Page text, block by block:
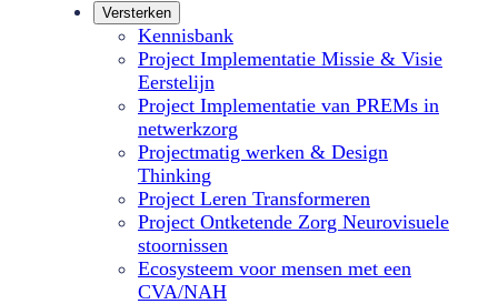
Versterken
Kennisbank
Project Implementatie Missie & Visie
Eerstelijn
Project Implementatie van PREMs in
netwerkzorg
Projectmatig werken & Design
Thinking
Project Leren Transformeren
Project Ontketende Zorg Neurovisuele
stoornissen
Ecosysteem voor mensen met een
CVA/NAH